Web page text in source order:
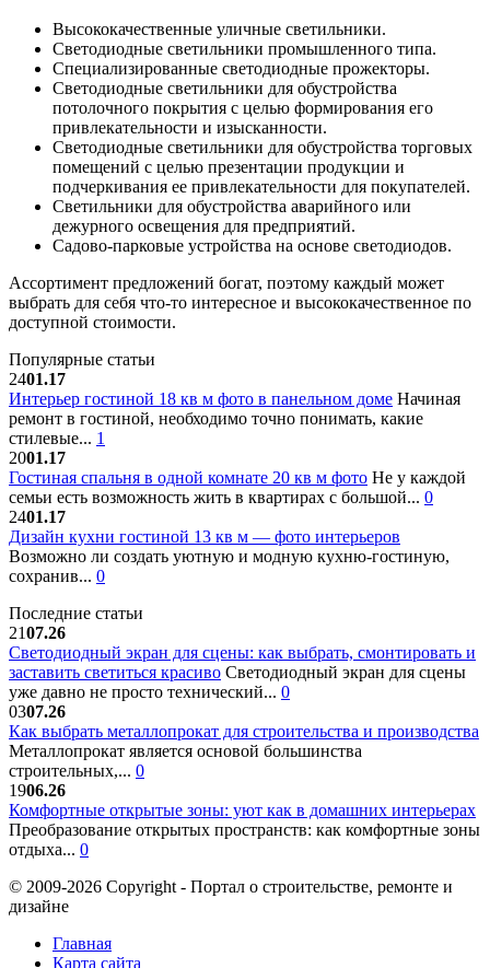
Высококачественные уличные светильники.
Светодиодные светильники промышленного типа.
Специализированные светодиодные прожекторы.
Светодиодные светильники для обустройства
потолочного покрытия с целью формирования его
привлекательности и изысканности.
Светодиодные светильники для обустройства торговых
помещений с целью презентации продукции и
подчеркивания ее привлекательности для покупателей.
Светильники для обустройства аварийного или
дежурного освещения для предприятий.
Садово-парковые устройства на основе светодиодов.
Ассортимент предложений богат, поэтому каждый может
выбрать для себя что-то интересное и высококачественное по
доступной стоимости.
Популярные статьи
2401.17
Интерьер гостиной 18 кв м фото в панельном доме Начиная
ремонт в гостиной, необходимо точно понимать, какие
стилевые... 1
2001.17
Гостиная спальня в одной комнате 20 кв м фото Не у каждой
семьи есть возможность жить в квартирах с большой... 0
2401.17
Дизайн кухни гостиной 13 кв м — фото интерьеров
Возможно ли создать уютную и модную кухню-гостиную,
сохранив... 0
Последние статьи
2107.26
Светодиодный экран для сцены: как выбрать, смонтировать и
заставить светиться красиво Светодиодный экран для сцены
уже давно не просто технический... 0
0307.26
Как выбрать металлопрокат для строительства и производства
Металлопрокат является основой большинства
строительных,... 0
1906.26
Комфортные открытые зоны: уют как в домашних интерьерах
Преобразование открытых пространств: как комфортные зоны
отдыха... 0
© 2009-2026 Copyright - Портал о строительстве, ремонте и
дизайне
Главная
Карта сайта